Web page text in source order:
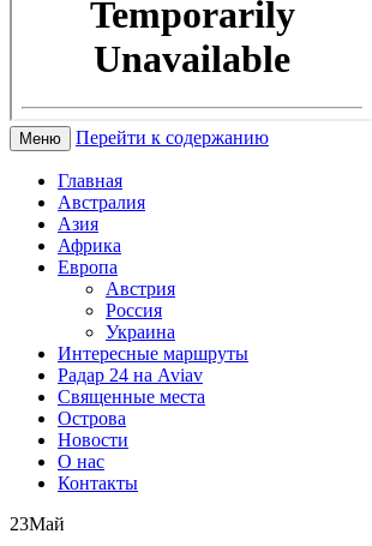
Меню Перейти к содержанию
Главная
Австралия
Азия
Африка
Европа
Австрия
Россия
Украина
Интересные маршруты
Радар 24 на Aviav
Священные места
Острова
Новости
О нас
Контакты
23Май